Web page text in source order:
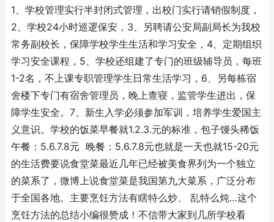
1、学校管理实行半封闭式管理，出校门实行请销假制度，
2、学校24小时巡逻保安，3、另聘请公安局副局长为我校
常务副校长，保障学校学生生活和学习安全，4、定期组织
学习安全课程，5、学校还组建了专门的班级辅导员，每班
1-2名，不上课专职管理学生日常生活学习，6、另每栋宿
舍楼下专门有宿舍管理员，晚上查寝，监管学生进出，保
障学生安全。7、新生入学必须参加军训，培养学生爱国主
义意识。学校的饭菜早餐就1.2.3.元的标准，包子馒头稀饭
午餐：5.6.7.8元 晚餐：5.6.7.8元也就是一天也就15-20元
的生活费要说食堂菜最近几年已经被美食界列为一个独立
的菜系了，微博上说食堂菜是我国第九大菜系，广泛分布
于全国各地。主要烹饪方法有瞎特么炒、 乱特么炖…这个
烹饪方法的总结小编很赞成！不信带大家到几所学校看